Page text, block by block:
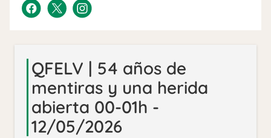
QFELV | 54 años de
mentiras y una herida
abierta 00-01h -
12/05/2026